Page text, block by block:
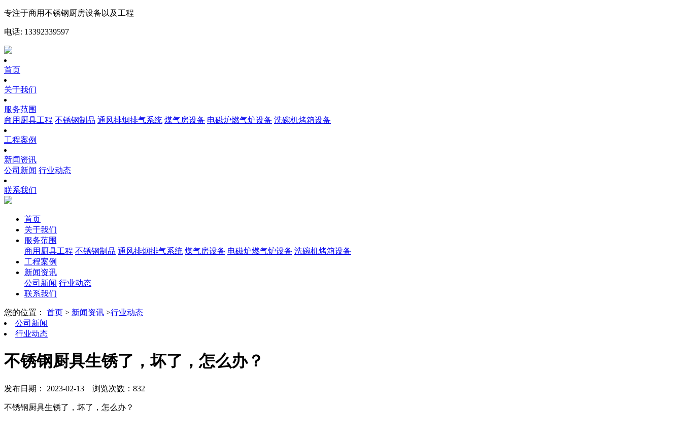
专注于商用不锈钢厨房设备以及工程
电话: 13392339597
首页
关于我们
服务范围
商用厨具工程 不锈钢制品 通风排烟排气系统 煤气房设备 电磁炉燃气炉设备 洗碗机烤箱设备
工程案例
新闻资讯
公司新闻 行业动态
联系我们
首页
关于我们
服务范围
商用厨具工程 不锈钢制品 通风排烟排气系统 煤气房设备 电磁炉燃气炉设备 洗碗机烤箱设备
工程案例
新闻资讯
公司新闻 行业动态
联系我们
您的位置： 首页 > 新闻资讯 >行业动态
公司新闻
行业动态
不锈钢厨具生锈了，坏了，怎么办？
发布日期： 2023-02-13 浏览次数：832
不锈钢厨具生锈了，坏了，怎么办？